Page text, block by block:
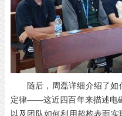
随后，周磊详细介绍了
定律——这近四百年来描述电
以及团队如何利用超构表面